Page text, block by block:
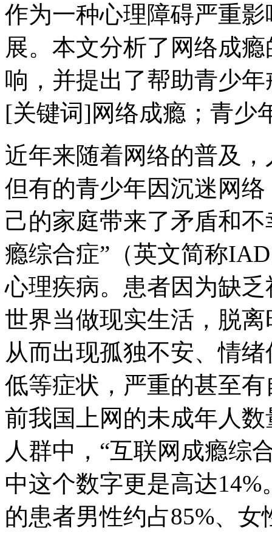
作为一种心理障碍严重
展。本文分析了网络成
响，并提出了帮助青少
[关键词]网络成瘾；青少
近年来随着网络的普及
但有的青少年因沉迷网
己的家庭带来了矛盾和
瘾综合症”（英文简称
心理疾病。患者因为缺
世界当做现实生活，脱
从而出现孤独不安、情
低等症状，严重的甚至
前我国上网的未成年人
人群中，“互联网成瘾综
中这个数字更是高达
的患者男性约占85%、